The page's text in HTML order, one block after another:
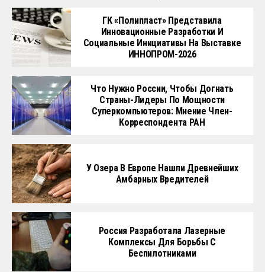
ГК «Полипласт» Представила
Инновационные Разработки И
Социальные Инициативы На Выставке
ИННОПРОМ-2026
Что Нужно России, Чтобы Догнать
Страны-Лидеры По Мощности
Суперкомпьютеров: Мнение Член-
Корреспондента РАН
У Озера В Европе Нашли Древнейших
Амбарных Вредителей
Россия Разработала Лазерные
Комплексы Для Борьбы С
Беспилотниками